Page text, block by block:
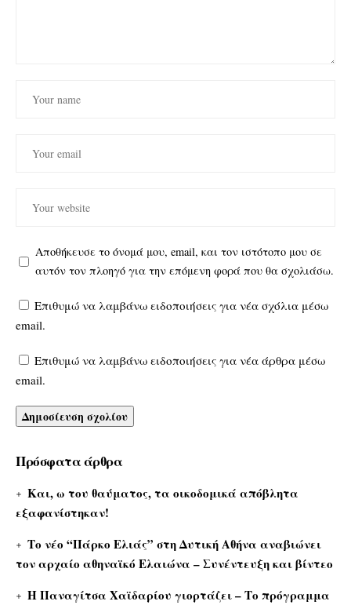
Αποθήκευσε το όνομά μου, email, και τον ιστότοπο μου σε
αυτόν τον πλοηγό για την επόμενη φορά που θα σχολιάσω.
Επιθυμώ να λαμβάνω ειδοποιήσεις για νέα σχόλια μέσω
email.
Επιθυμώ να λαμβάνω ειδοποιήσεις για νέα άρθρα μέσω
email.
Πρόσφατα άρθρα
Και, ω του θαύματος, τα οικοδομικά απόβλητα
εξαφανίστηκαν!
Το νέο “Πάρκο Ελιάς” στη Δυτική Αθήνα αναβιώνει
τον αρχαίο αθηναϊκό Ελαιώνα – Συνέντευξη και βίντεο
Η Παναγίτσα Χαϊδαρίου γιορτάζει – Το πρόγραμμα